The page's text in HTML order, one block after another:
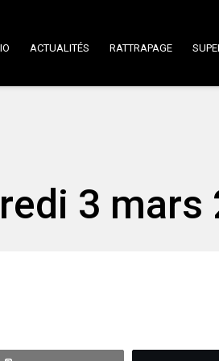
ACTUALITÉS RATTRAPAGE
3 mars